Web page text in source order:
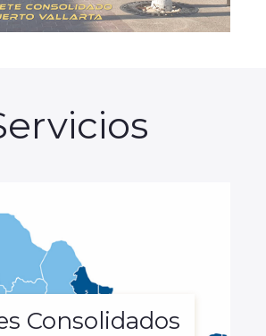
Consolidados